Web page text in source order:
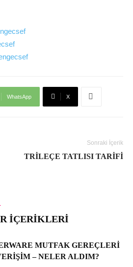
WhatsApp X
Sonraki İçerik
TRILEÇE TATLISI TARIFI
İÇERIKLERI
MUTFAK GEREÇLERI
– NELER ALDIM?